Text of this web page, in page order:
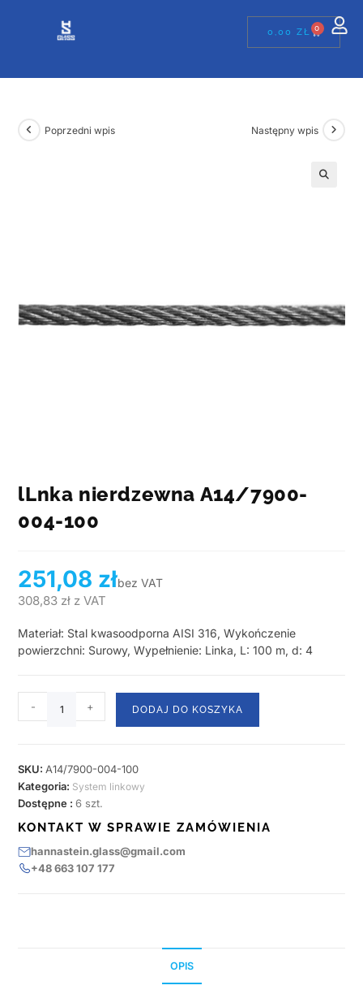
0,00ZŁ 0
Poprzedni wpis Następny wpis
lLnka nierdzewna A14/7900-
004-100
251,08 złbez VAT
308,83 zł z VAT
Materiał: Stal kwasoodporna AISI 316, Wykończenie
powierzchni: Surowy, Wypełnienie: Linka, L: 100 m, d: 4
- + DODAJ DO KOSZYKA
SKU: A14/7900-004-100
Kategoria: System linkowy
Dostępne :6 szt.
KONTAKT W SPRAWIE ZAMÓWIENIA
hannastein.glass@gmail.com
+48 663 107 177
OPIS